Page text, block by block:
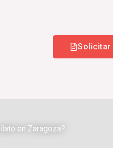
Solicitar
en Zaragoza?